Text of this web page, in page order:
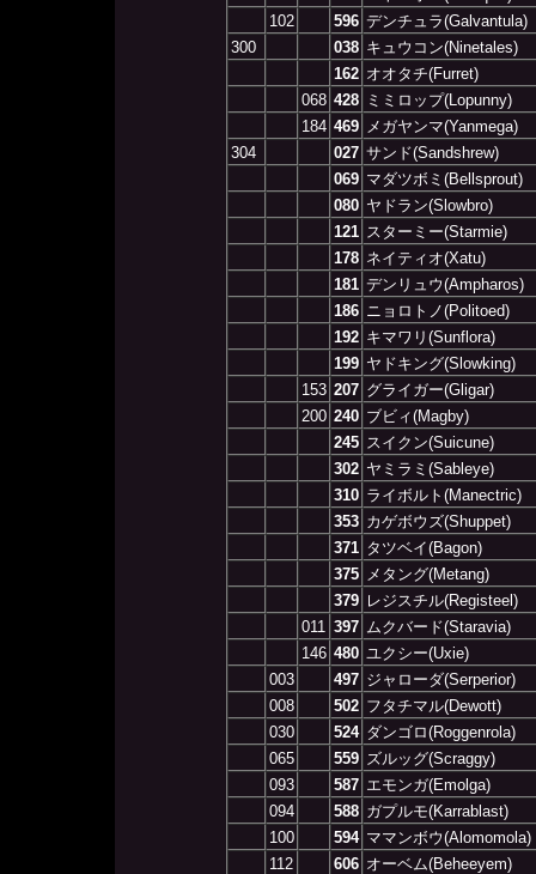
102
596 デンチュラ(Galvantula)
300
038 キュウコン(Ninetales)
162 オオタチ(Furret)
068 428
ミミロップ(Lopunny)
184 469
メガヤンマ(Yanmega)
304
027 サンド(Sandshrew)
069 マダツボミ(Bellsprout)
080 ヤドラン(Slowbro)
121 スターミー(Starmie)
178 ネイティオ(Xatu)
181 デンリュウ(Ampharos)
186 ニョロトノ(Politoed)
192 キマワリ(Sunflora)
199 ヤドキング(Slowking)
153 207 グライガー(Gligar)
200 240 ブビィ(Magby)
245 スイクン(Suicune)
302 ヤミラミ(Sableye)
310 ライボルト(Manectric)
353 カゲボウズ(Shuppet)
371 タツベイ(Bagon)
375
メタング(Metang)
379 レジスチル(Registeel)
011 397 ムクバード(Staravia)
146 480 ユクシー(Uxie)
003
497 ジャローダ(Serperior)
008
502 フタチマル(Dewott)
030
524 ダンゴロ(Roggenrola)
065
559 ズルッグ(Scraggy)
093
587 エモンガ(Emolga)
094
588 ガプルモ(Karrablast)
100
594 ママンボウ(Alomomola)
112
606 オーベム(Beheeyem)